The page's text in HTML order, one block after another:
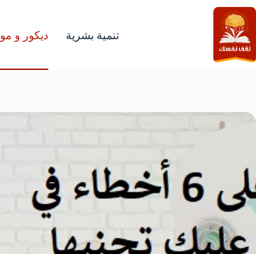
التجاوز
إلى
المحتوى
تنمية بشرية ديكور و